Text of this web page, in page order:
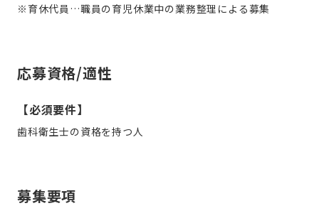
※育休代員…職員の育児休業中の業務整理による募集
応募資格/適性
【必須要件】
歯科衛生士の資格を持つ人
募集要項